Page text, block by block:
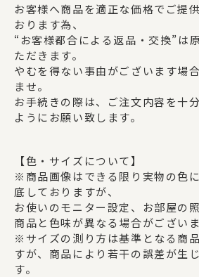
お客様へ商品を適正な価格でご提
おります為、
“お客様都合による返品・交換”は
ただきます。
やむを得ない事由がございます場
ませ。
お手続きの際は、ご注文内容を十
ようにお願い致します。
【色・サイズについて】
※商品画像はできる限り実物の色
底しておりますが、
お使いのモニター設定、お部屋の
商品と色味が異なる場合がございま
※サイズの測り方は基準となる商
すが、商品により若干の誤差が生
す。